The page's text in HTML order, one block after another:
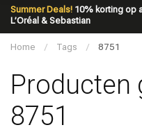
Summer Deals! 10% korting op
L’Oréal & Sebastian
Merken
Home / Tags / 8751
Producten
8751